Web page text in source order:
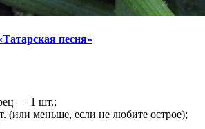
песня»
— 1 шт.;
(или меньше, если не любите острое);